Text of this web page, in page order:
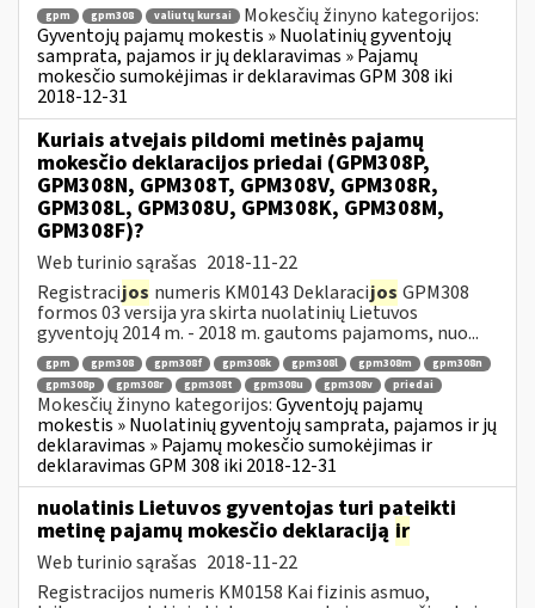
gpm gpm308 valiutų kursai
Mokesčių žinyno kategorijos:
Gyventojų pajamų mokestis » Nuolatinių gyventojų
samprata, pajamos ir jų deklaravimas » Pajamų
mokesčio sumokėjimas ir deklaravimas GPM 308 iki
2018-12-31
Kuriais atvejais pildomi metinės pajamų
mokesčio deklaracijos priedai (GPM308P,
GPM308N, GPM308T, GPM308V, GPM308R,
GPM308L, GPM308U, GPM308K, GPM308M,
GPM308F)?
Web turinio sąrašas 2018-11-22
Registracijos numeris KM0143 Deklaracijos GPM308
formos 03 versija yra skirta nuolatinių Lietuvos
gyventojų 2014 m. - 2018 m. gautoms pajamoms, nuo...
gpm gpm308 gpm308f gpm308k gpm308l gpm308m
gpm308n
gpm308p
gpm308r gpm308t gpm308u gpm308v priedai
Mokesčių žinyno kategorijos:Gyventojų pajamų
mokestis » Nuolatinių gyventojų samprata, pajamos ir jų
deklaravimas » Pajamų mokesčio sumokėjimas ir
deklaravimas GPM 308 iki 2018-12-31
nuolatinis Lietuvos gyventojas turi pateikti
metinę pajamų mokesčio deklaraciją ir
Web turinio sąrašas 2018-11-22
Registracijos numeris KM0158 Kai fizinis asmuo,